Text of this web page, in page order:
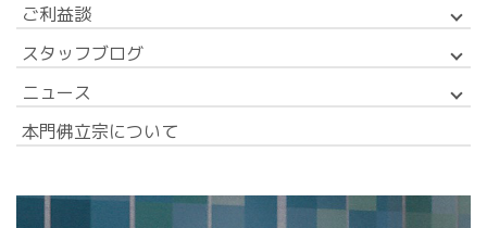
ご利益談
スタッフブログ
ニュース
本門佛立宗について